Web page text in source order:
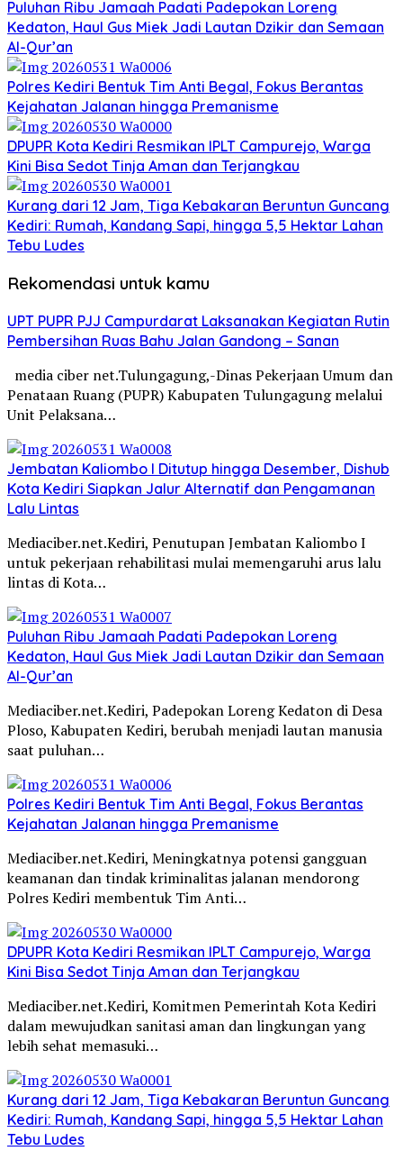
Puluhan Ribu Jamaah Padati Padepokan Loreng
Kedaton, Haul Gus Miek Jadi Lautan Dzikir dan Semaan
Al-Qur’an
Polres Kediri Bentuk Tim Anti Begal, Fokus Berantas
Kejahatan Jalanan hingga Premanisme
DPUPR Kota Kediri Resmikan IPLT Campurejo, Warga
Kini Bisa Sedot Tinja Aman dan Terjangkau
Kurang dari 12 Jam, Tiga Kebakaran Beruntun Guncang
Kediri: Rumah, Kandang Sapi, hingga 5,5 Hektar Lahan
Tebu Ludes
Rekomendasi untuk kamu
UPT PUPR PJJ Campurdarat Laksanakan Kegiatan Rutin
Pembersihan Ruas Bahu Jalan Gandong – Sanan
media ciber net.Tulungagung,-Dinas Pekerjaan Umum dan
Penataan Ruang (PUPR) Kabupaten Tulungagung melalui
Unit Pelaksana…
Jembatan Kaliombo I Ditutup hingga Desember, Dishub
Kota Kediri Siapkan Jalur Alternatif dan Pengamanan
Lalu Lintas
Mediaciber.net.Kediri, Penutupan Jembatan Kaliombo I
untuk pekerjaan rehabilitasi mulai memengaruhi arus lalu
lintas di Kota…
Puluhan Ribu Jamaah Padati Padepokan Loreng
Kedaton, Haul Gus Miek Jadi Lautan Dzikir dan Semaan
Al-Qur’an
Mediaciber.net.Kediri, Padepokan Loreng Kedaton di Desa
Ploso, Kabupaten Kediri, berubah menjadi lautan manusia
saat puluhan…
Polres Kediri Bentuk Tim Anti Begal, Fokus Berantas
Kejahatan Jalanan hingga Premanisme
Mediaciber.net.Kediri, Meningkatnya potensi gangguan
keamanan dan tindak kriminalitas jalanan mendorong
Polres Kediri membentuk Tim Anti…
DPUPR Kota Kediri Resmikan IPLT Campurejo, Warga
Kini Bisa Sedot Tinja Aman dan Terjangkau
Mediaciber.net.Kediri, Komitmen Pemerintah Kota Kediri
dalam mewujudkan sanitasi aman dan lingkungan yang
lebih sehat memasuki…
Kurang dari 12 Jam, Tiga Kebakaran Beruntun Guncang
Kediri: Rumah, Kandang Sapi, hingga 5,5 Hektar Lahan
Tebu Ludes